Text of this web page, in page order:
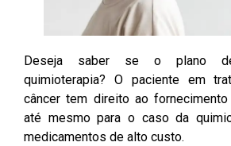
Deseja saber se o plano
quimioterapia? O paciente em
câncer tem direito ao
até mesmo para o caso da
medicamentos de alto custo.